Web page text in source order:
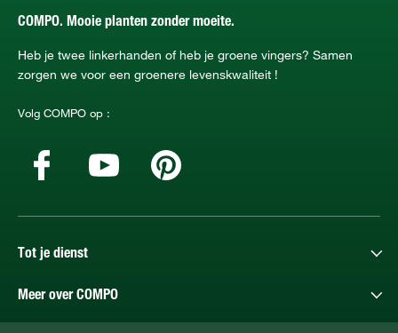
COMPO. Mooie planten zonder moeite.
Heb je twee linkerhanden of heb je groene vingers? Samen
zorgen we voor een groenere levenskwaliteit !
Volg COMPO op :
Tot je dienst
Meer over COMPO